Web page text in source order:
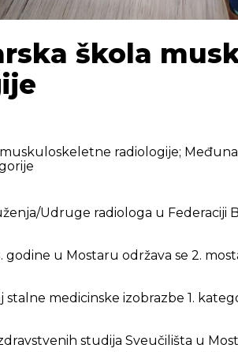
škola
radiologije;
Udruge radiologa u Federaciji
godine u Mostaru održava se 2.
medicinske izobrazbe 1.
studija Sveučilišta u